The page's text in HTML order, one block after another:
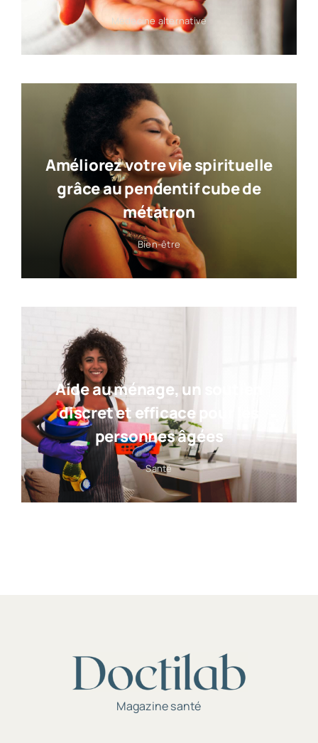
Médecine alternative
Améliorez votre vie spirituelle
grâce au pendentif cube de
métatron
Bien-être
Aide au ménage, un soutien
discret et efficace pour les
personnes âgées
Santé
Magazine santé